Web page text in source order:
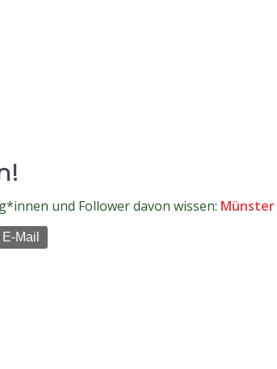
und Follower davon wissen: Münster
E-Mail